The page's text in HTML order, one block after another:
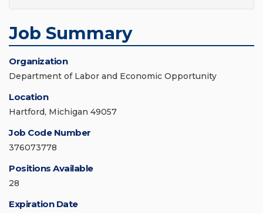
Job Summary
Organization
Department of Labor and Economic Opportunity
Location
Hartford, Michigan 49057
Job Code Number
376073778
Positions Available
28
Expiration Date